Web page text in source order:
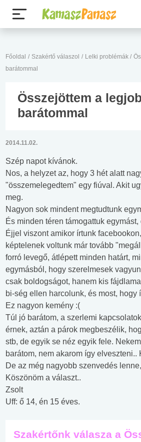
Főoldal / Szakértő válaszol / Lelki problémák /
barátommal
Összejöttem a
barátommal
2014.11.02.
Szép napot kívánok.
Nos, a helyzet az, hogy 3 hét alatt
"összemelegedtem" egy fiúval. Akit
meg.
Nagyon sok mindent megtudtunk
És minden téren támogattuk
Éjjel viszont amikor írtunk
képtelenek voltunk már tovább
forró levegő, átlépett minden határt,
egymásból, hogy szerelmesek
csak boldogságot, hanem kis
bi-ség ellen harcolunk, és most, hogy
Ez nagyon kemény :(
Túl jó barátom, a szerlemi
érnek, aztán a párok megbeszélik,
stb, de egyik se néz egyik fele.
barátom, nem akarom így elveszteni..
De az még nagyobb szenvedés
Köszönöm a választ..
Zsolt
Uff: ő 14, én 15 éves.
Szakértőnk válasza a